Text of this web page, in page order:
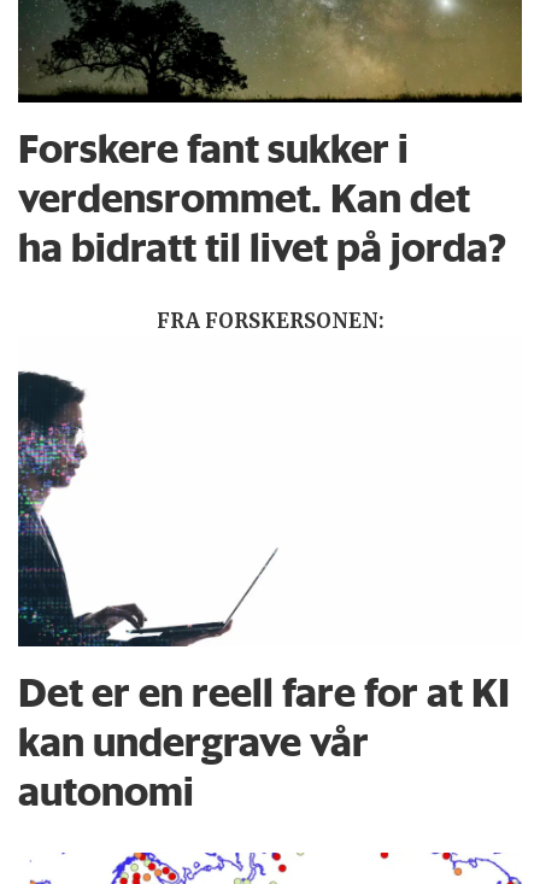
Forskere fant sukker i
verdensrommet. Kan det
ha bidratt til livet på jorda?
FRA FORSKERSONEN:
Det er en reell fare for at KI
kan undergrave vår
autonomi